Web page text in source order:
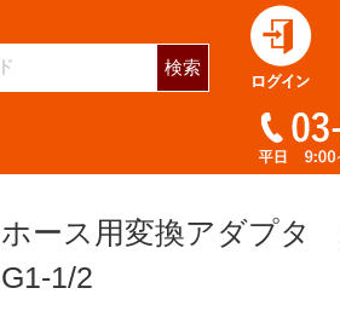
検索
ホース用変換アダプ
G1-1/2